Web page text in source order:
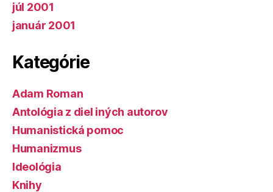
júl 2001
január 2001
Kategórie
Adam Roman
Antológia z diel iných autorov
Humanistická pomoc
Humanizmus
Ideológia
Knihy